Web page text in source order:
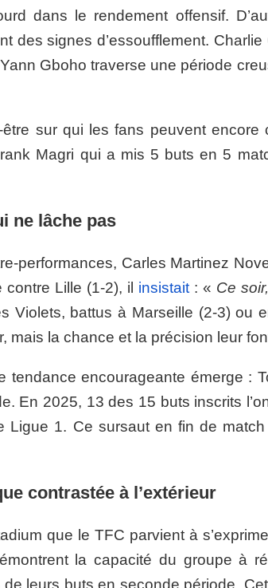
dans le rendement offensif.
des signes d’essoufflement.
Gboho traverse une période
sur qui les fans peuvent encore
Magri qui a mis 5 buts en 5
ne lâche pas
performances, Carles Martinez
contre Lille (1-2), il insistait : « Ce
Violets, battus à Marseille (2-3) ou
mais la chance et la précision leur
tendance encourageante émerge :
En 2025, 13 des 15 buts inscrits
Ligue 1. Ce sursaut en fin de
contrastée à l’extérieur
que le TFC parvient à
la capacité du groupe à
de leurs buts en seconde période.